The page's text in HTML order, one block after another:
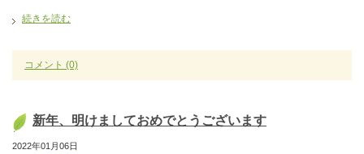
続きを読む
コメント (0)
新年、明けましておめでとうございます
2022年01月06日